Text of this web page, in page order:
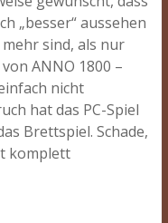
„besser“ aussehen
sind, als nur
ANNO 1800 –
nicht
hat das PC-Spiel
Brettspiel. Schade,
komplett